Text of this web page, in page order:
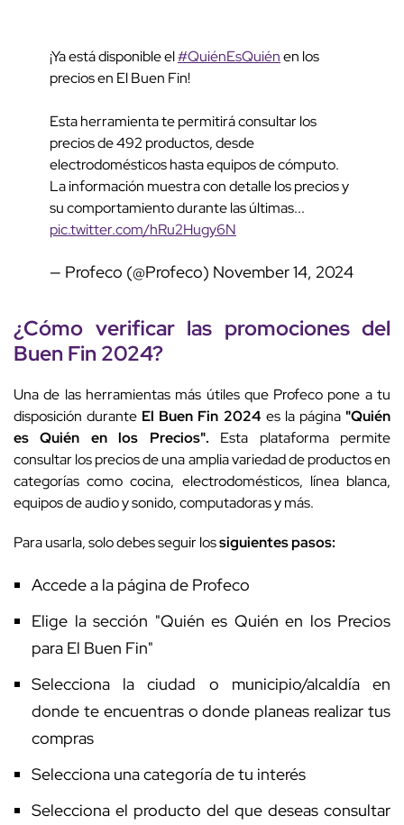
¡Ya está disponible el#QuiénEsQuiénen los
precios en El Buen Fin!
Esta herramienta te permitirá consultar los
precios de 492 productos, desde
electrodomésticos hasta equipos de cómputo.
La información muestra con detalle los precios y
su comportamiento durante las últimas...
pic.twitter.com/hRu2Hugy6N
— Profeco (@Profeco) November 14, 2024
¿Cómo verificar las promociones del
Buen Fin 2024?
Una de las herramientas más útiles que Profeco pone a tu
disposición durante El Buen Fin 2024 es la página "Quién
es Quién en los Precios". Esta plataforma permite
consultar los precios de una amplia variedad de productos en
categorías como cocina, electrodomésticos, línea blanca,
equipos de audio y sonido, computadoras y más.
Para usarla, solo debes seguir lossiguientes pasos:
Accede a la página de Profeco
Elige la sección "Quién es Quién en los Precios
para El Buen Fin"
Selecciona la ciudad o municipio/alcaldía en
donde te encuentras o donde planeas realizar tus
compras
Selecciona una categoría de tu interés
Selecciona el producto del que deseas consultar